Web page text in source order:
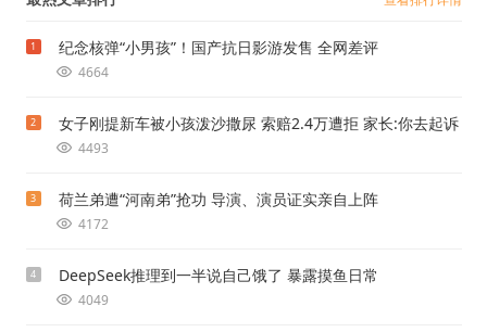
1 纪念核弹“小男孩”！国产抗日影游发售 全网差评
4664
2 女子刚提新车被小孩泼沙撒尿 索赔2.4万遭拒 家长:你去起诉
4493
3 荷兰弟遭“河南弟”抢功 导演、演员证实亲自上阵
4172
4 DeepSeek推理到一半说自己饿了 暴露摸鱼日常
4049